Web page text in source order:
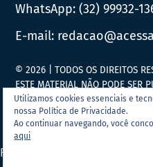
WhatsApp:(32) 99932-
E-mail:
Utilizamos cookies essenciais e
nossa Política de Privacidade.
Ao continuar navegando, você
aqui
© 2026 | TODOS OS DIREITOS
ESTE MATERIAL NÃO PODE SER
BROADCAST, REESCRITO OU
AUTORIZAÇÃO.
Portal Acessa.com é